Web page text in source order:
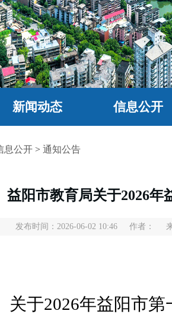
新闻动态 信息公开
息公开 > 通知公告
益阳市教育局关于2026
发布时间：2026-06-02 10:46 作者：
关于2026年益阳市第